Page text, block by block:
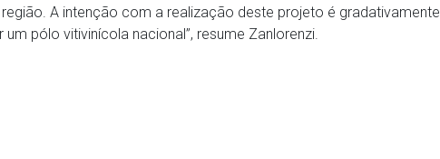
A intenção com a realização deste projeto é gradativamente
pólo vitivinícola nacional”, resume Zanlorenzi.